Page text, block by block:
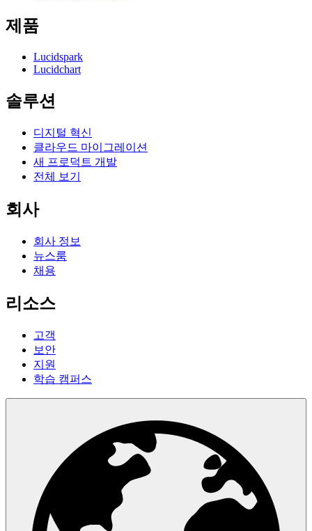
제품
Lucidspark
Lucidchart
솔루션
디지털 혁신
클라우드 마이그레이션
새 프로덕트 개발
전체 보기
회사
회사 정보
뉴스룸
채용
리소스
고객
보안
지원
학습 캠퍼스